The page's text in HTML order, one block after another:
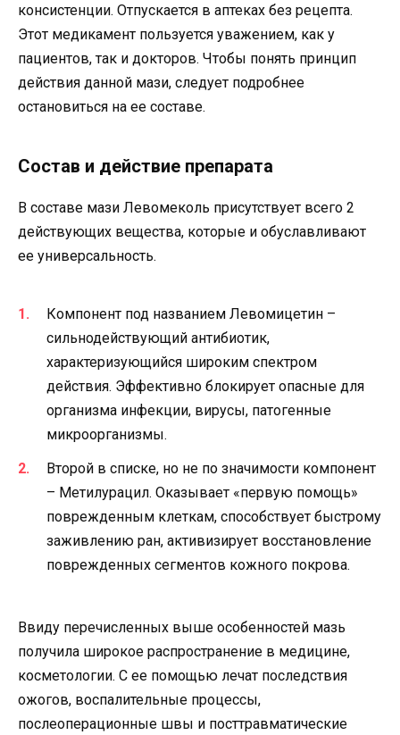
консистенции. Отпускается в аптеках без рецепта.
Этот медикамент пользуется уважением, как у
пациентов, так и докторов. Чтобы понять принцип
действия данной мази, следует подробнее
остановиться на ее составе.
Состав и действие препарата
В составе мази Левомеколь присутствует всего 2
действующих вещества, которые и обуславливают
ее универсальность.
Компонент под названием Левомицетин –
сильнодействующий антибиотик,
характеризующийся широким спектром
действия. Эффективно блокирует опасные для
организма инфекции, вирусы, патогенные
микроорганизмы.
Второй в списке, но не по значимости компонент
– Метилурацил. Оказывает «первую помощь»
поврежденным клеткам, способствует быстрому
заживлению ран, активизирует восстановление
поврежденных сегментов кожного покрова.
Ввиду перечисленных выше особенностей мазь
получила широкое распространение в медицине,
косметологии. С ее помощью лечат последствия
ожогов, воспалительные процессы,
послеоперационные швы и посттравматические